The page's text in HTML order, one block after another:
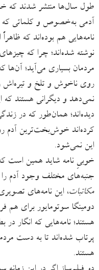
طول سال‌ها منتشر شدند که
آدمی به‌خصوص و کلماتی که
نامه‌هایی هم بوده‌اند که
نوشته‌ شده‌اند؛ چرا که
مردمان بسیاری می‌آید؛
روی ناخوش و تلخ و تیره‌اش
نمی‌دهد و دیگرانی هستند که
دیده‌اند؛ همان‌طور که در
کرده‌اند خوش‌بخت‌ترین آدم
این نمی‌شود.
خوبیِ نامه شاید همین است
جنبه‌های مختلف وجود آدم را
مکاتبات، این نامه‌های
دومینگا سوتومایور برای هم
هستند؛ نامه‌هایی که انگار در
پرتاب شده‌اند تا به دست
هستند.